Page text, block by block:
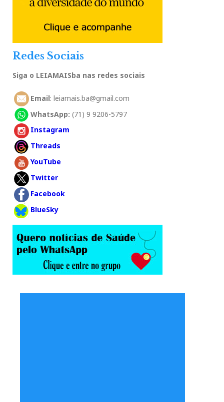
Redes Sociais
Siga o LEIAMAISba nas redes sociais
Email: leiamais.ba@gmail.com
WhatsApp: (71) 9 9206-5797
Instagram
Threads
YouTube
Twitter
Facebook
BlueSky